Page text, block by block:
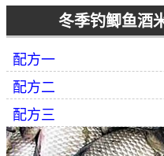
冬季钓鲫鱼酒
配方一
配方二
配方三